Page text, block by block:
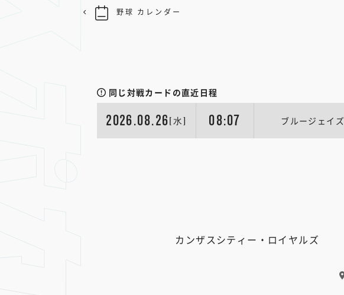
同じ対戦カードの直近日程
2026.08.26[水] 08:07 ブルージェイズ
カンザスシティー・ロイヤルズ
野球 カレンダー